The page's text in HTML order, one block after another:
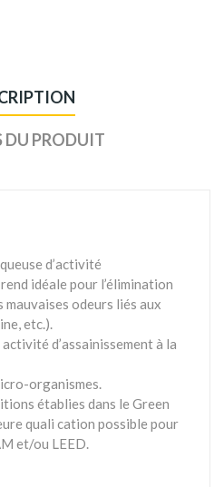
DU PRODUIT
d’activité
idéale pour l’élimination
odeurs liés aux
etc.).
d’assainissement à la
organismes.
établies dans le Green
quali cation possible pour
et/ou LEED.